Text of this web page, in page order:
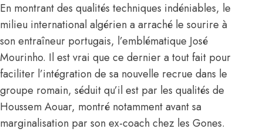
En montrant des qualités techniques indéniables, le
milieu international algérien a arraché le sourire à
son entraîneur portugais, l’emblématique José
Mourinho. Il est vrai que ce dernier a tout fait pour
faciliter l’intégration de sa nouvelle recrue dans le
groupe romain, séduit qu’il est par les qualités de
Houssem Aouar, montré notamment avant sa
marginalisation par son ex-coach chez les Gones.